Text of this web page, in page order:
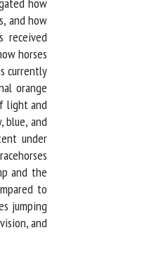
how
horses
currently
orange
and
and
under
and the
to
jumping
and